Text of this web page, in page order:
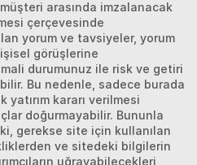
arasında imzalanacak
çerçevesinde
yorum ve tavsiyeler, yorum
görüşlerine
durumunuz ile risk ve getiri
Bu nedenle, sadece burada
kararı verilmesi
doğurmayabilir. Bununla
gerekse site için kullanılan
ve sitedeki bilgilerin
uğrayabilecekleri